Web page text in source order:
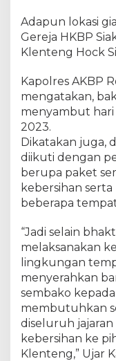
e
s
S
k
G
e
a
r
B
a
k
R
e
l
i
g
i
e
Adapun lokasi
Gereja HKBP
Klenteng Hock
Kapolres AKBP
mengatakan,
menyambut
2023.
Dikatakan juga,
diikuti dengan
berupa paket
kebersihan
beberapa
“Jadi selain
melaksanakan
lingkungan
menyerahkan
sembako
membutuhkan
diseluruh jajaran
kebersihan ke
Klenteng,” Ujar